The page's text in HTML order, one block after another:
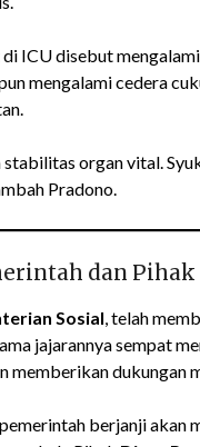
ICU disebut
mengalami cedera
organ vital.
Pradono.
dan Pihak
Sosial, telah
jajarannya sempat
memberikan dukungan
berjanji akan